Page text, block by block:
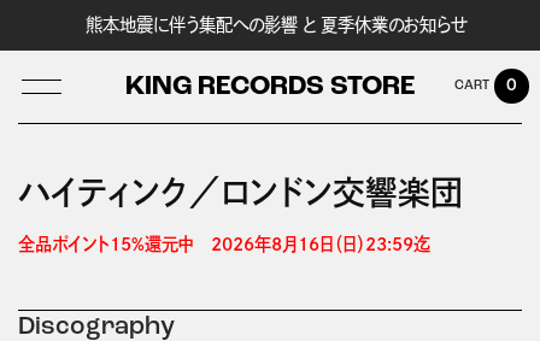
熊本地震に伴う集配への影響 と 夏季休業のお知らせ
KING RECORDS STORE
LOG IN
0
ハイティンク／ロンドン交響楽団
全品ポイント15%還元中　2026年8月16日（日）23:59迄
Discography